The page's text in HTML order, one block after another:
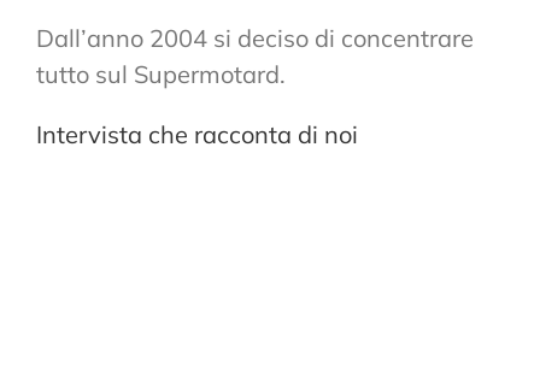
Dall’anno 2004 si deciso di concentrare
tutto sul Supermotard.
Intervista che racconta di noi